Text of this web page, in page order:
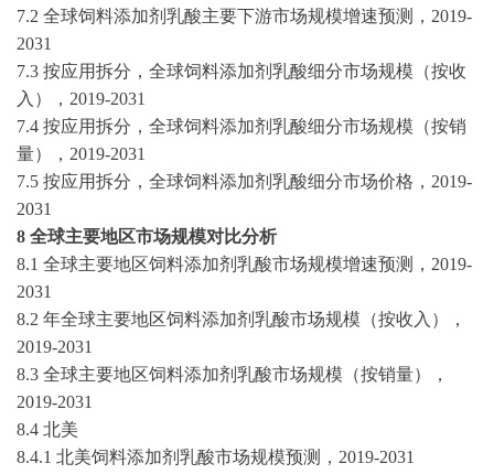
7.2 全球饲料添加剂乳酸主要下游市场规模增速预测， 2019-
2031
7.3 按应用拆分，全球饲料添加剂乳酸细分市场规模（按收
入）， 2019-2031
7.4 按应用拆分，全球饲料添加剂乳酸细分市场规模（按销
量）， 2019-2031
7.5 按应用拆分，全球饲料添加剂乳酸细分市场价格， 2019-
2031
8 全球主要地区市场规模对比分析
8.1 全球主要地区饲料添加剂乳酸市场规模增速预测， 2019-
2031
8.2 年全球主要地区饲料添加剂乳酸市场规模（按收入），
2019-2031
8.3 全球主要地区饲料添加剂乳酸市场规模（按销量），
2019-2031
8.4 北美
8.4.1 北美饲料添加剂乳酸市场规模预测， 2019-2031